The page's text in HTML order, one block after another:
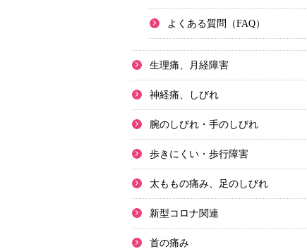
よくある質問（FAQ）
生理痛、月経障害
神経痛、しびれ
腕のしびれ・手のしびれ
歩きにくい・歩行障害
太ももの痛み、足のしびれ
新型コロナ関連
首の痛み